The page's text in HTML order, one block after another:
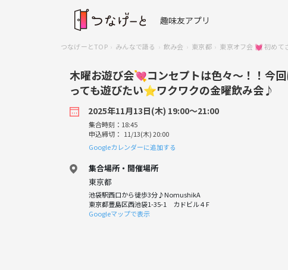
趣味友アプリ
つなげーとTOP みんなで語る 飲み会 東京都 東京オフ会 💓 初めて
木曜お遊び会💘コンセプトは色々～！！今
っても遊びたい⭐ワクワクの金曜飲み会♪
2025年11月13日(木) 19:00〜21:00
集合時刻：18:45
申込締切： 11/13(木) 20:00
Googleカレンダーに追加する
集合場所・開催場所
東京都
池袋駅西口から徒歩3分♪NomushikA
東京都豊島区西池袋1-35-1 カドビル４F
Googleマップで表示